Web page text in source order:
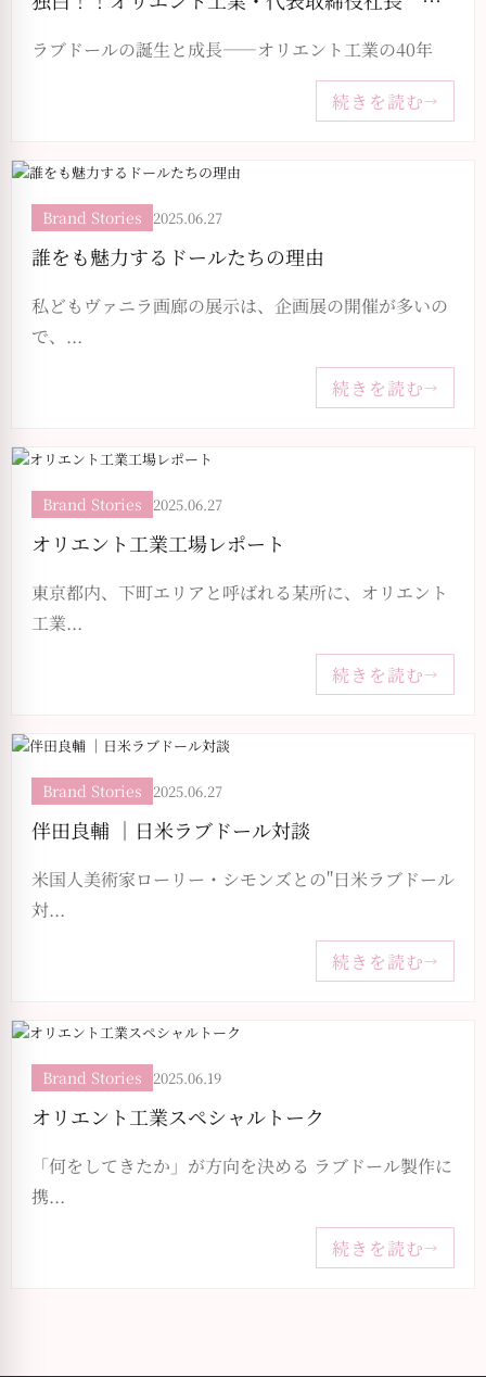
ラブドールの誕生と成長——オリエント工業の40年
続きを読む→
Brand Stories 2025.06.27
誰をも魅力するドールたちの理由
私どもヴァニラ画廊の展示は、企画展の開催が多いの
で、...
続きを読む→
Brand Stories 2025.06.27
オリエント工業工場レポート
東京都内、下町エリアと呼ばれる某所に、オリエント
工業...
続きを読む→
Brand Stories 2025.06.27
伴田良輔 ｜日米ラブドール対談
米国人美術家ローリー・シモンズとの"日米ラブドール
対...
続きを読む→
Brand Stories 2025.06.19
オリエント工業スペシャルトーク
「何をしてきたか」が方向を決める ラブドール製作に
携...
続きを読む→